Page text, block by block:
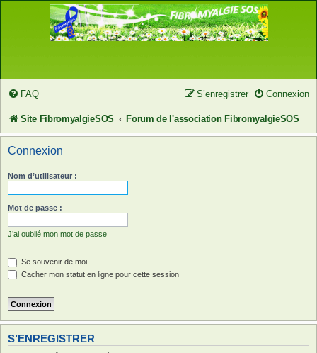
FAQ Connexion
S’enregistrer
Site FibromyalgieSOS Forum de l'association FibromyalgieSOS
Connexion
Nom d’utilisateur :
Mot de passe :
J’ai oublié mon mot de passe
Se souvenir de moi
Cacher mon statut en ligne pour cette session
S’ENREGISTRER